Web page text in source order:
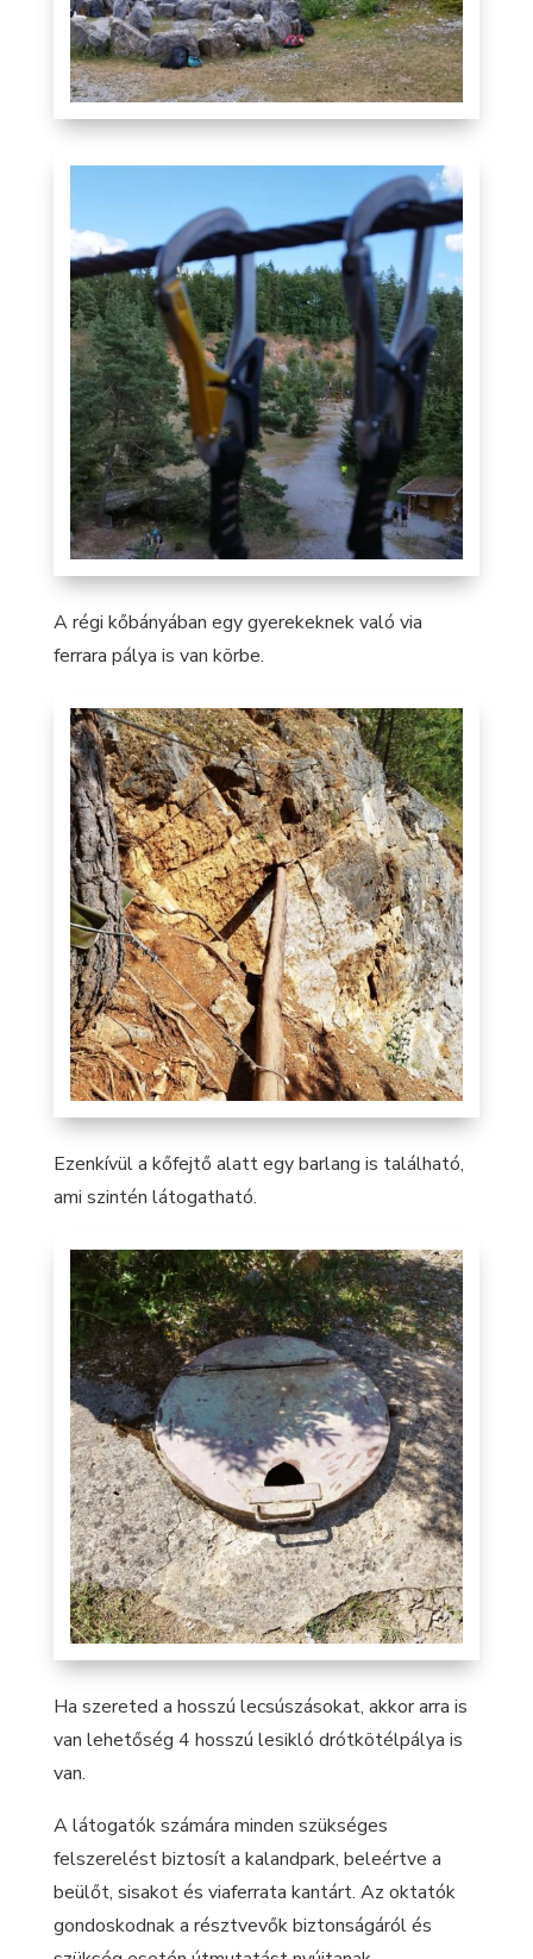
A régi kőbányában egy gyerekeknek való via
ferrara pálya is van körbe.
Ezenkívül a kőfejtő alatt egy barlang is található,
ami szintén látogatható.
Ha szereted a hosszú lecsúszásokat, akkor arra is
van lehetőség 4 hosszú lesikló drótkötélpálya is
van.
A látogatók számára minden szükséges
felszerelést biztosít a kalandpark, beleértve a
beülőt, sisakot és viaferrata kantárt. Az oktatók
gondoskodnak a résztvevők biztonságáról és